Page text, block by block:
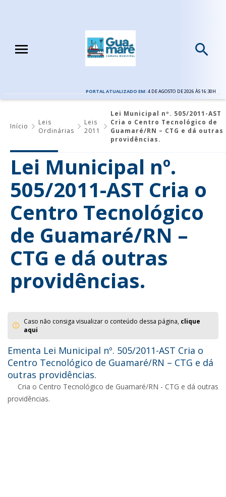
PORTAL ATUALIZADO EM: 4 DE AGOSTO DE 2026 ÀS 16:30H
Início
Leis
Ordinárias
Leis
2011
Lei Municipal nº. 505/2011-AST
Cria o Centro Tecnológico de
Guamaré/RN – CTG e dá outras
providências.
Lei Municipal nº.
505/2011-AST Cria o
Centro Tecnológico
de Guamaré/RN –
CTG e dá outras
providências.
Caso não consiga visualizar o conteúdo dessa página, clique
aqui
Ementa Lei Municipal nº. 505/2011-AST Cria o
Centro Tecnológico de Guamaré/RN – CTG e dá
outras providências.
Cria o Centro Tecnológico de Guamaré/RN - CTG e dá outras
providências.